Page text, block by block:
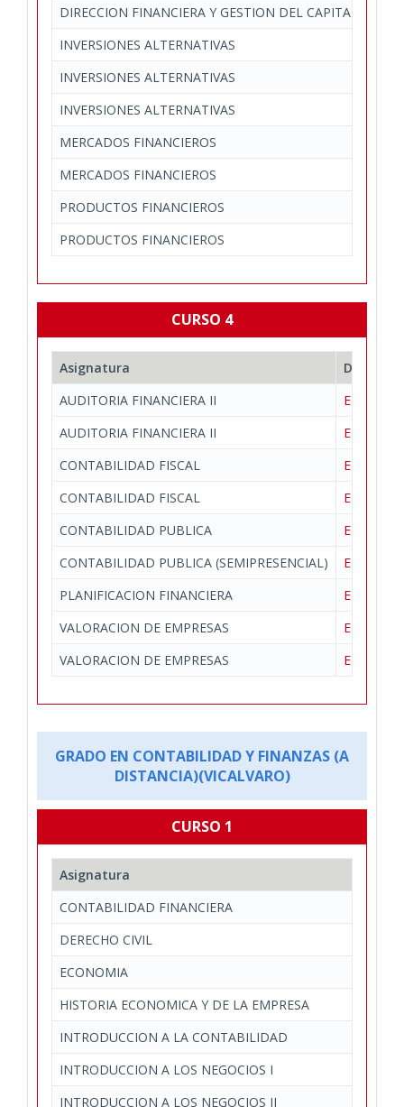
DIRECCION FINANCIERA Y GESTION DEL CAPITAL
INVERSIONES ALTERNATIVAS
INVERSIONES ALTERNATIVAS
INVERSIONES ALTERNATIVAS
MERCADOS FINANCIEROS
MERCADOS FINANCIEROS
PRODUCTOS FINANCIEROS
PRODUCTOS FINANCIEROS
CURSO 4
Asignatura
AUDITORIA FINANCIERA II
AUDITORIA FINANCIERA II
CONTABILIDAD FISCAL
CONTABILIDAD FISCAL
CONTABILIDAD PUBLICA
CONTABILIDAD PUBLICA (SEMIPRESENCIAL)
PLANIFICACION FINANCIERA
VALORACION DE EMPRESAS
VALORACION DE EMPRESAS
GRADO EN CONTABILIDAD Y FINANZAS (A
DISTANCIA)(VICALVARO)
CURSO 1
Asignatura
CONTABILIDAD FINANCIERA
DERECHO CIVIL
ECONOMIA
HISTORIA ECONOMICA Y DE LA EMPRESA
INTRODUCCION A LA CONTABILIDAD
INTRODUCCION A LOS NEGOCIOS I
INTRODUCCION A LOS NEGOCIOS II